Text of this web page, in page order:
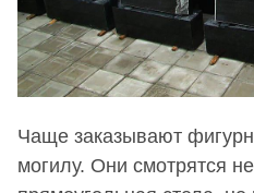
Чаще заказывают
могилу. Они смотрятся не